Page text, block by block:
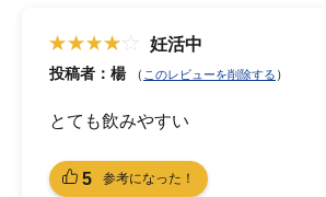
妊活中
投稿者：楊 （ このレビューを削除する ）
とても飲みやすい
5 参考になった！